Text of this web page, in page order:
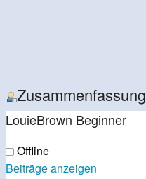
Zusammenfassung
LouieBrown Beginner
Offline
Beiträge anzeigen